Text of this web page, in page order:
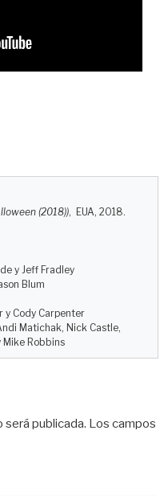
(2018)), EUA, 2018.
y Jeff Fradley
Blum
y Cody Carpenter
Matichak, Nick Castle,
Mike Robbins
será publicada. Los campos